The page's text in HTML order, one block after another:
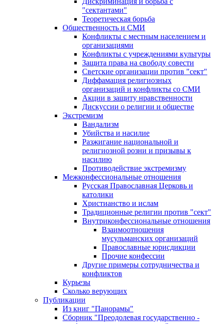
"сектантами"
Теоретическая борьба
Общественность и СМИ
Конфликты с местным населением и
организациями
Конфликты с учреждениями культуры
Защита права на свободу совести
Светские организации против "сект"
Диффамация религиозных
организаций и конфликты со СМИ
Акции в защиту нравственности
Дискуссии о религии и обществе
Экстремизм
Вандализм
Убийства и насилие
Разжигание национальной и
религиозной розни и призывы к
насилию
Противодействие экстремизму
Межконфессиональные отношения
Русская Православная Церковь и
католики
Христианство и ислам
Традиционные религии против "сект"
Внутриконфессиональные отношения
Взаимоотношения
мусульманских организаций
Православные юрисдикции
Прочие конфессии
Другие примеры сотрудничества и
конфликтов
Курьезы
Сколько верующих
Публикации
Из книг "Панорамы"
Сборник "Преодолевая государственно -